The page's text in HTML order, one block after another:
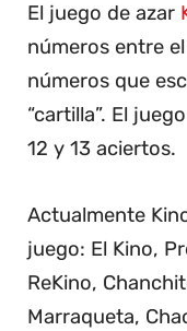
El juego de azar
números entre
números que
“cartilla”. El
12 y 13 aciertos.
Actualmente
juego: El Kino,
ReKino,
Marraqueta,